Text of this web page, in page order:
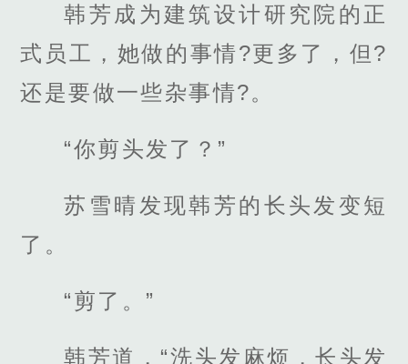
韩芳成为建筑设计研究院的正
式员工，她做的事情?更多了，但?
还是要做一些杂事情?。
“你剪头发了？”
苏雪晴发现韩芳的长头发变短
了。
“剪了。”
韩芳道，“洗头发麻烦，长头发